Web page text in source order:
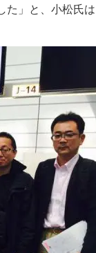
」と、小松氏は